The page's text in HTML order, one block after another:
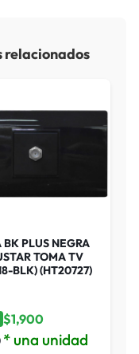
relacionados
BK PLUS NEGRA
TOMA TV
BLK) (HT20727)
$1,900
* una unidad